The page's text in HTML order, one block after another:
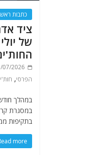
כתבות
ציד
07/2026
הפרסי,
במסגרת
בתקיפות
more